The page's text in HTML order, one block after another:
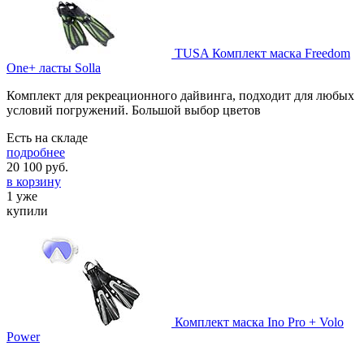
TUSA Комплект маска Freedom
One+ ласты Solla
Комплект для рекреационного дайвинга, подходит для любых
условий погружений. Большой выбор цветов
Есть на складе
подробнее
20 100 руб.
в корзину
1 уже
купили
Комплект маска Ino Pro + Volo
Power